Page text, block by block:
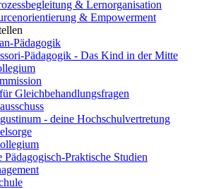
& Lernorganisation
& Empowerment
Pädagogik
Pädagogik - Das Kind in der Mitte
Gleichbehandlungsfragen
- deine Hochschulvertretung
Pädagogisch-Praktische Studien